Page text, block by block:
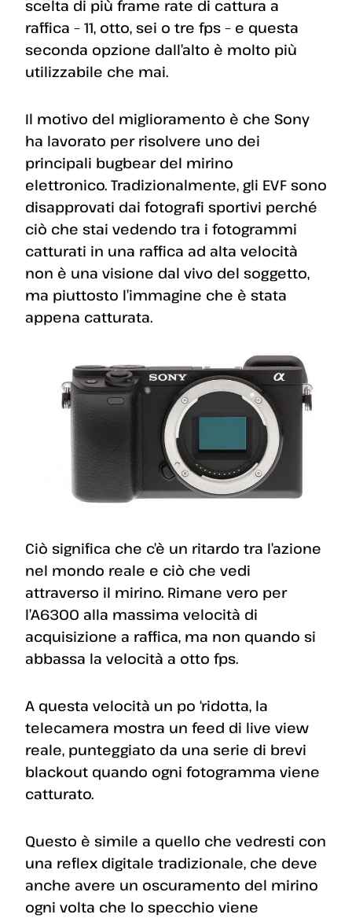
scelta di più frame rate di cattura a
raffica – 11, otto, sei o tre fps – e questa
seconda opzione dall’alto è molto più
utilizzabile che mai.
Il motivo del miglioramento è che Sony
ha lavorato per risolvere uno dei
principali bugbear del mirino
elettronico. Tradizionalmente, gli EVF sono
disapprovati dai fotografi sportivi perché
ciò che stai vedendo tra i fotogrammi
catturati in una raffica ad alta velocità
non è una visione dal vivo del soggetto,
ma piuttosto l’immagine che è stata
appena catturata.
Ciò significa che c’è un ritardo tra l’azione
nel mondo reale e ciò che vedi
attraverso il mirino. Rimane vero per
l’A6300 alla massima velocità di
acquisizione a raffica, ma non quando si
abbassa la velocità a otto fps.
A questa velocità un po ‘ridotta, la
telecamera mostra un feed di live view
reale, punteggiato da una serie di brevi
blackout quando ogni fotogramma viene
catturato.
Questo è simile a quello che vedresti con
una reflex digitale tradizionale, che deve
anche avere un oscuramento del mirino
ogni volta che lo specchio viene